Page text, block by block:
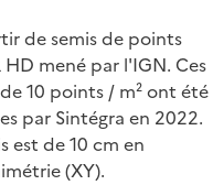
de semis de points
mené par l'IGN. Ces
10 points / m² ont été
par Sintégra en 2022.
est de 10 cm en
(XY).